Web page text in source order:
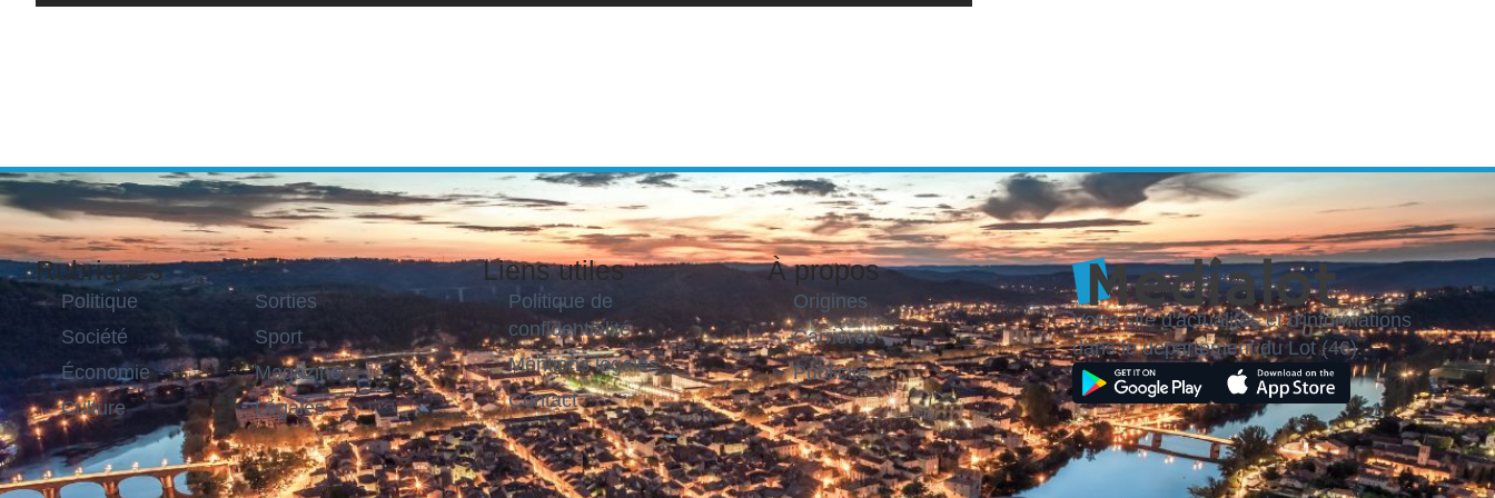
Rubriques
Politique
Société
Économie
Culture
Sorties
Sport
Magazine
Légales
Liens utiles
Politique de
confidentialité
Mentions légales
Contact
À propos
Origines
Carrières
Publicité
Votre site d'actualités et d'informations
dans le département du Lot (46).